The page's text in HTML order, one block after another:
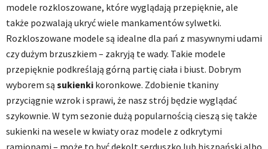
modele rozkloszowane, które wyglądają przepięknie, ale
także pozwalają ukryć wiele mankamentów sylwetki.
Rozkloszowane modele są idealne dla pań z masywnymi udami
czy dużym brzuszkiem – zakryją te wady. Takie modele
przepięknie podkreślają górną partię ciała i biust. Dobrym
wyborem są sukienki koronkowe. Zdobienie tkaniny
przyciągnie wzrok i sprawi, że nasz strój będzie wyglądać
szykownie. W tym sezonie dużą popularnością cieszą się także
sukienki na wesele w kwiaty oraz modele z odkrytymi
ramionami – może to być dekolt serduszko lub hiszpański albo